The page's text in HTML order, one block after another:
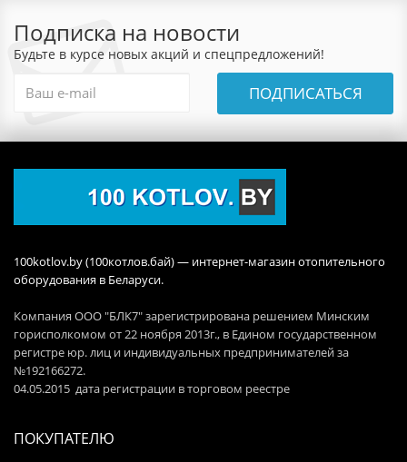
Подписка на новости
Будьте в курсе новых акций и спецпредложений!
ПОДПИСАТЬСЯ
100kotlov.by (100котлов.бай) — интернет-магазин отопительного
оборудования в Беларуси.
Компания ООО "БЛК7" зарегистрирована решением Минским
горисполкомом от 22 ноября 2013г., в Едином государственном
регистре юр. лиц и индивидуальных предпринимателей за
№192166272.
04.05.2015 дата регистрации в торговом реестре
ПОКУПАТЕЛЮ